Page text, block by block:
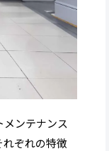
ンテナンス
ぞれの特徴